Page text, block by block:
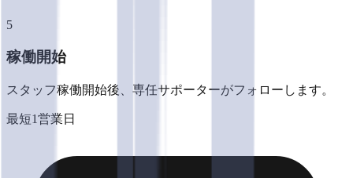
5
稼働開始
スタッフ稼働開始後、専任サポーターがフォローします。
最短1営業日